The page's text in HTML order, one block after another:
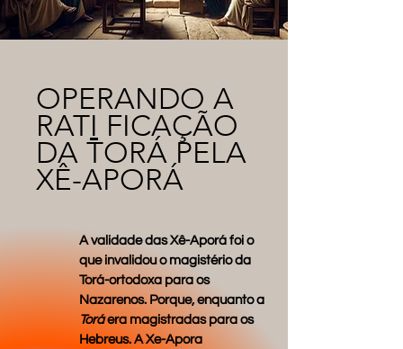
OPERANDO A
RATI FICAÇÃO
DA TORÁ PELA
XÊ-APORÁ
A validade das Xê-Aporá foi o
que invalidou o magistério da
Torá-ortodoxa para os
Nazarenos. Porque, enquanto a
Toráera magistradas para os
Hebreus. A Xe-Apora